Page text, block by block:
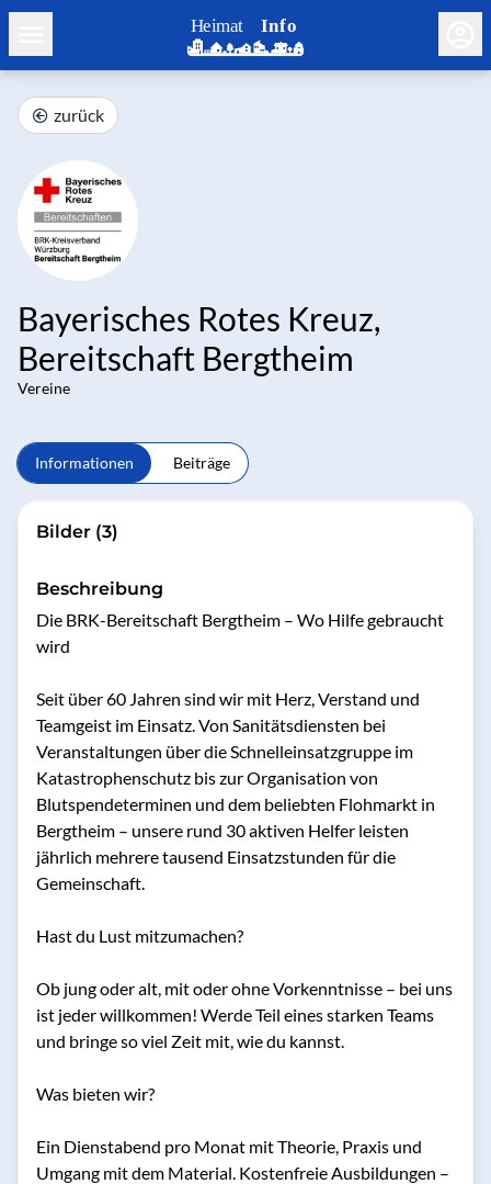
zurück
Bayerisches Rotes Kreuz,
Bereitschaft Bergtheim
Vereine
Informationen Beiträge
Bilder (3)
Beschreibung
Die BRK-Bereitschaft Bergtheim – Wo Hilfe gebraucht
wird
Seit über 60 Jahren sind wir mit Herz, Verstand und
Teamgeist im Einsatz. Von Sanitätsdiensten bei
Veranstaltungen über die Schnelleinsatzgruppe im
Katastrophenschutz bis zur Organisation von
Blutspendeterminen und dem beliebten Flohmarkt in
Bergtheim – unsere rund 30 aktiven Helfer leisten
jährlich mehrere tausend Einsatzstunden für die
Gemeinschaft.
Hast du Lust mitzumachen?
Ob jung oder alt, mit oder ohne Vorkenntnisse – bei uns
ist jeder willkommen! Werde Teil eines starken Teams
und bringe so viel Zeit mit, wie du kannst.
Was bieten wir?
Ein Dienstabend pro Monat mit Theorie, Praxis und
Umgang mit dem Material. Kostenfreie Ausbildungen –